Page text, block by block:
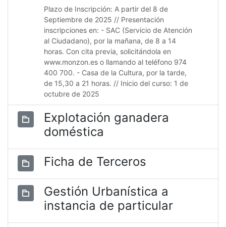
Plazo de Inscripción: A partir del 8 de
Septiembre de 2025 // Presentación
inscripciones en: - SAC (Servicio de Atención
al Ciudadano), por la mañana, de 8 a 14
horas. Con cita previa, solicitándola en
www.monzon.es o llamando al teléfono 974
400 700. - Casa de la Cultura, por la tarde,
de 15,30 a 21 horas. // Inicio del curso: 1 de
octubre de 2025
Explotación ganadera
doméstica
Ficha de Terceros
Gestión Urbanística a
instancia de particular